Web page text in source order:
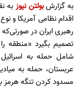
به گزارشبولتن نیوز به
اقدام نظامی آمریکا و
رهبری ایران در
تصمیم بگیرد «منطقه
شامل حمله به
عربستان، حمله به
مسدود کردن تنگه هرمز